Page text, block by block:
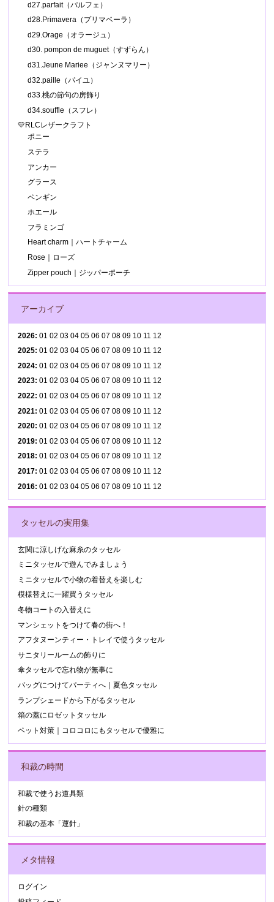
d27.parfait（パルフェ）
d28.Primavera（プリマベーラ）
d29.Orage（オラージュ）
d30. pompon de muguet（すずらん）
d31.Jeune Mariee（ジャンヌマリー）
d32.paille（パイユ）
d33.桃の節句の房飾り
d34.souffle（スフレ）
💛RLCレザークラフト
ポニー
ステラ
アンカー
グラース
ペンギン
ホエール
フラミンゴ
Heart charm｜ハートチャーム
Rose｜ローズ
Zipper pouch｜ジッパーポーチ
アーカイブ
2026:01 02 03 04 05 06 07 08 09 10 11 12
2025:01 02 03 04 05 06 07 08 09 10 11 12
2024:01 02 03 04 05 06 07 08 09 10 11 12
2023:01 02 03 04 05 06 07 08 09 10 11 12
2022:01 02 03 04 05 06 07 08 09 10 11 12
2021:01 02 03 04 05 06 07 08 09 10 11 12
2020:01 02 03 04 05 06 07 08 09 10 11 12
2019:01 02 03 04 05 06 07 08 09 10 11 12
2018:01 02 03 04 05 06 07 08 09 10 11 12
2017:01 02 03 04 05 06 07 08 09 10 11 12
2016:01 02 03 04 05 06 07 08 09 10 11 12
タッセルの実用集
玄関に涼しげな麻糸のタッセル
ミニタッセルで遊んでみましょう
ミニタッセルで小物の着替えを楽しむ
模様替えに一躍買うタッセル
冬物コートの入替えに
マンシェットをつけて春の街へ！
アフタヌーンティー・トレイで使うタッセル
サニタリールームの飾りに
傘タッセルで忘れ物が無事に
バッグにつけてパーティへ｜夏色タッセル
ランプシェードから下がるタッセル
箱の蓋にロゼットタッセル
ペット対策｜コロコロにもタッセルで優雅に
和裁の時間
和裁で使うお道具類
針の種類
和裁の基本「運針」
メタ情報
ログイン